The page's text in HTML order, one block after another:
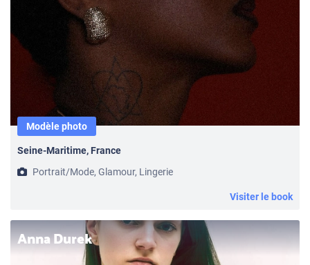
Modèle photo
Seine-Maritime, France
Portrait/Mode, Glamour, Lingerie
Visiter le book
Anna Durek